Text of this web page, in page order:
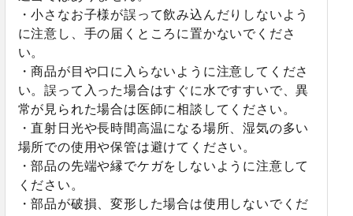
・小さなお子様が誤って飲み込んだりしないよう
に注意し、手の届くところに置かないでくださ
い。
・商品が目や口に入らないように注意してくださ
い。誤って入った場合はすぐに水ですすいで、異
常が見られた場合は医師に相談してください。
・直射日光や長時間高温になる場所、湿気の多い
場所での使用や保管は避けてください。
・部品の先端や縁でケガをしないように注意して
ください。
・部品が破損、変形した場合は使用しないでくだ